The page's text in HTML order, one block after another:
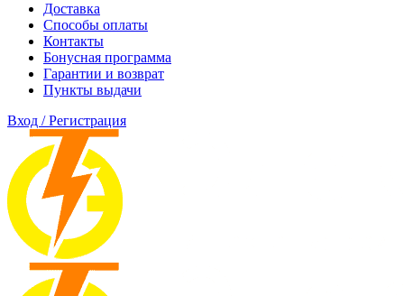
Доставка
Способы оплаты
Контакты
Бонусная программа
Гарантии и возврат
Пункты выдачи
Вход / Регистрация